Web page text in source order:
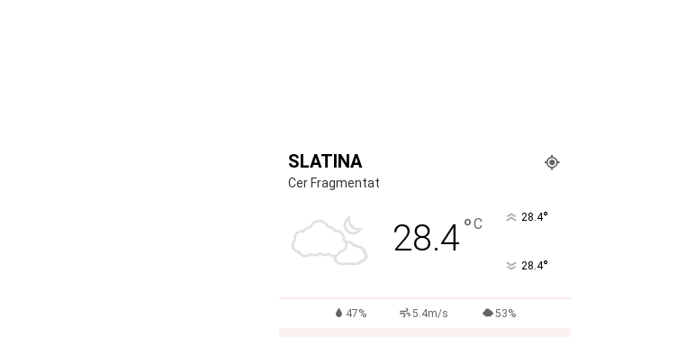
SLATINA
Cer Fragmentat
28.4°C 28.4°
28.4°
47% 5.4m/s 53%